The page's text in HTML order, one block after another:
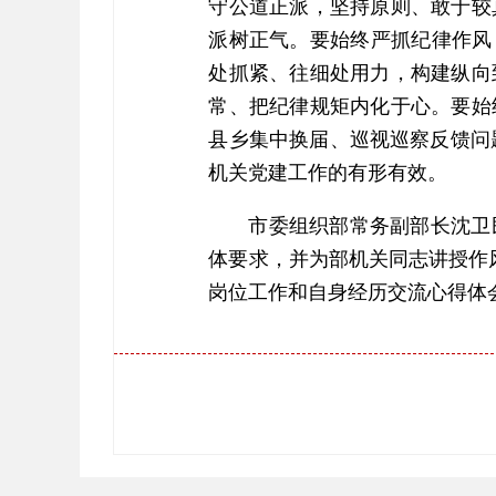
守公道正派，坚持原则、敢于
派树正气。要始终严抓纪律作
处抓紧、往细处用力，构建纵
常、把纪律规矩内化于心。要
县乡集中换届、巡视巡察反馈
机关党建工作的有形有效。
市委组织部常务副部长沈
体要求，并为部机关同志讲授
岗位工作和自身经历交流心得体